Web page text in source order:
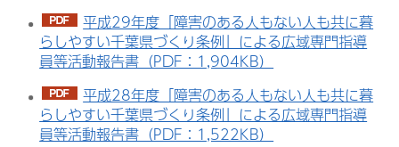
平成29年度「障害のある人もない人も共に暮
らしやすい千葉県づくり条例」による広域専門指導
員等活動報告書（PDF：1,904KB）
平成28年度「障害のある人もない人も共に暮
らしやすい千葉県づくり条例」による広域専門指導
員等活動報告書（PDF：1,522KB）